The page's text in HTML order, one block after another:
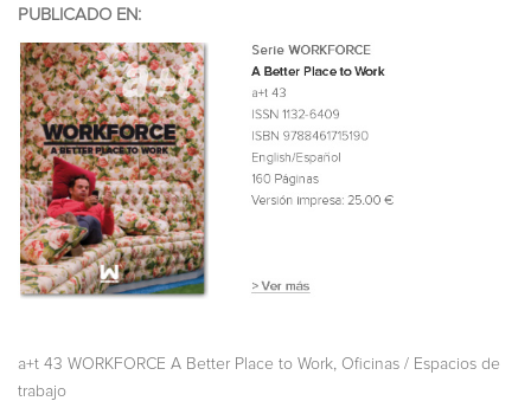
PUBLICADO EN:
a+t 43 WORKFORCE A Better Place to Work Oficinas / Espacios de
trabajo